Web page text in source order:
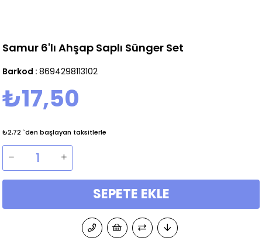
Samur 6'lı Ahşap Saplı Sünger Set
Barkod : 8694298113102
₺17,50
₺2,72 `den başlayan taksitlerle